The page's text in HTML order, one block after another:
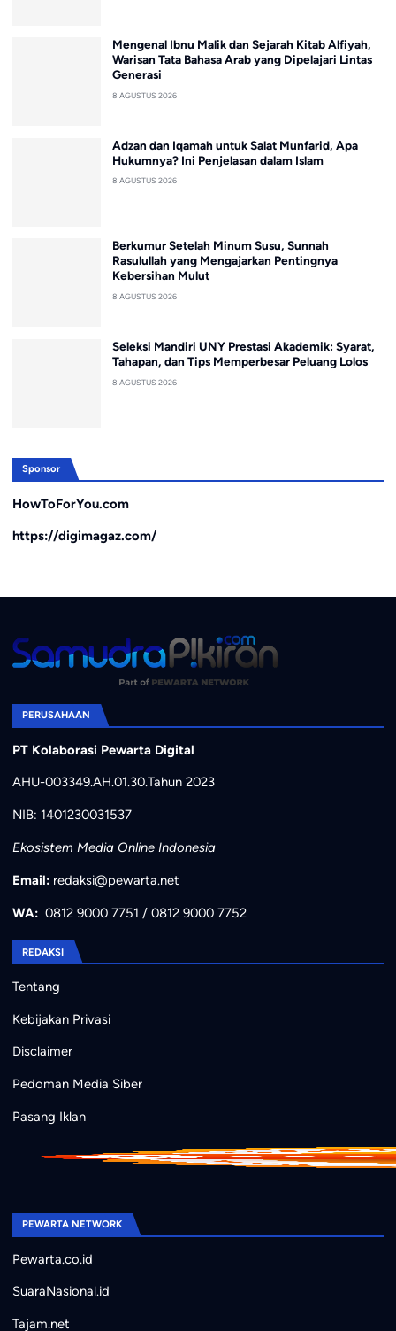
Mengenal Ibnu Malik dan Sejarah Kitab Alfiyah,
Warisan Tata Bahasa Arab yang Dipelajari Lintas
Generasi
8 AGUSTUS 2026
Adzan dan Iqamah untuk Salat Munfarid, Apa
Hukumnya? Ini Penjelasan dalam Islam
8 AGUSTUS 2026
Berkumur Setelah Minum Susu, Sunnah
Rasulullah yang Mengajarkan Pentingnya
Kebersihan Mulut
8 AGUSTUS 2026
Seleksi Mandiri UNY Prestasi Akademik: Syarat,
Tahapan, dan Tips Memperbesar Peluang Lolos
8 AGUSTUS 2026
Sponsor
HowToForYou.com
https://digimagaz.com/
PERUSAHAAN
PT Kolaborasi Pewarta Digital
AHU-003349.AH.01.30.Tahun 2023
NIB: 1401230031537
Ekosistem Media Online Indonesia
Email: redaksi@pewarta.net
WA: 0812 9000 7751 / 0812 9000 7752
REDAKSI
Tentang
Kebijakan Privasi
Disclaimer
Pedoman Media Siber
Pasang Iklan
PEWARTA NETWORK
Pewarta.co.id
SuaraNasional.id
Tajam.net